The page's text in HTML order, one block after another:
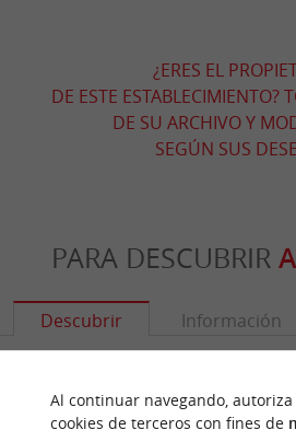
¿ERES EL
DE ESTE ESTABLECIMIENTO?
DE SU ARCHIVO Y
SEGÚN SUS
PARA DESCUBRIR
Descubrir Información
Al continuar navegando,
cookies de terceros con fines de